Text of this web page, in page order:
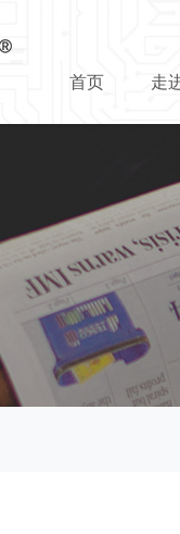
首页 走